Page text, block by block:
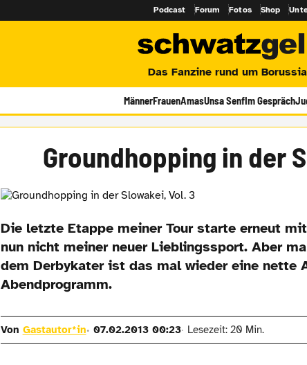
Podcast Forum Fotos Shop
Das Fanzine rund um
MännerFrauenAmasUnsa SenfIm Gespräch
Groundhopping in der
Die letzte Etappe meiner Tour starte erneut
nun nicht meiner neuer Lieblingssport. Aber
dem Derbykater ist das mal wieder eine nette
Abendprogramm.
Von Gastautor*in 07.02.2013 00:23 Lesezeit: 20 Min.